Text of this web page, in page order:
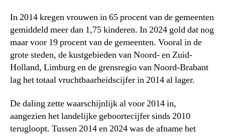
In 2014 kregen vrouwen in 65 procent van de gemeenten
gemiddeld meer dan 1,75 kinderen. In 2024 gold dat nog
maar voor 19 procent van de gemeenten. Vooral in de
grote steden, de kustgebieden van Noord- en Zuid-
Holland, Limburg en de grensregio van Noord-Brabant
lag het totaal vruchtbaarheidscijfer in 2014 al lager.
De daling zette waarschijnlijk al voor 2014 in,
aangezien het landelijke geboortecijfer sinds 2010
terugloopt. Tussen 2014 en 2024 was de afname het